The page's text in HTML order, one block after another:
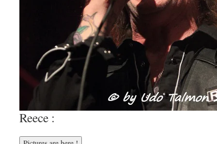
Reece :